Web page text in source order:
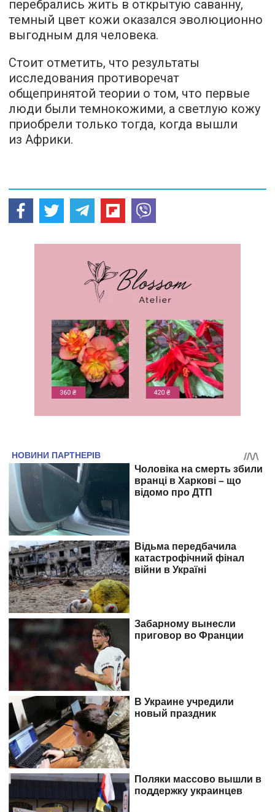
перебрались жить в открытую саванну,
темный цвет кожи оказался эволюционно
выгодным для человека.
Стоит отметить, что результаты
исследования противоречат
общепринятой теории о том, что первые
люди были темнокожими, а светлую кожу
приобрели только тогда, когда вышли
из Африки.